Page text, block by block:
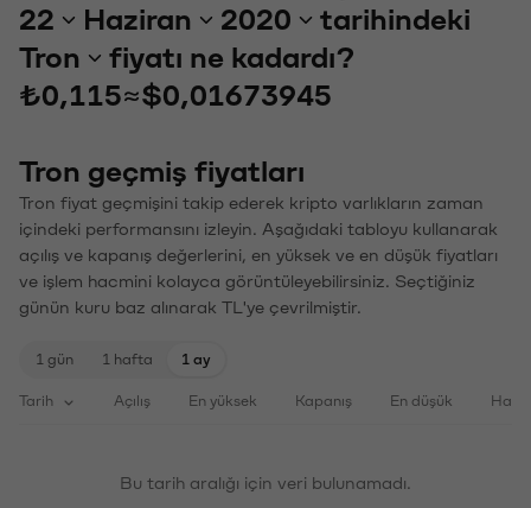
22 Haziran 2020
tarihindeki
Tron
fiyatı ne kadardı?
₺0,115≈$0,01673945
Tron geçmiş fiyatları
Tron fiyat geçmişini takip ederek kripto varlıkların zaman
içindeki performansını izleyin. Aşağıdaki tabloyu kullanarak
açılış ve kapanış değerlerini, en yüksek ve en düşük fiyatları
ve işlem hacmini kolayca görüntüleyebilirsiniz. Seçtiğiniz
günün kuru baz alınarak TL'ye çevrilmiştir.
1 gün 1 hafta 1 ay
Tarih Açılış En yüksek Kapanış En düşük
Bu tarih aralığı için veri bulunamadı.